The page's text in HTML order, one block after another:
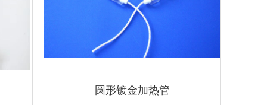
圆形镀金加热管